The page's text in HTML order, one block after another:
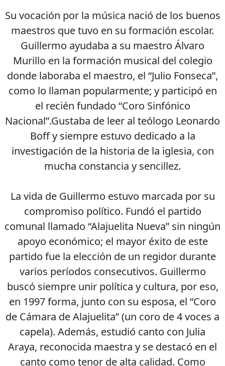
Su vocación por la música nació de los buenos
maestros que tuvo en su formación escolar.
Guillermo ayudaba a su maestro Álvaro
Murillo en la formación musical del colegio
donde laboraba el maestro, el “Julio Fonseca”,
como lo llaman popularmente; y participó en
el recién fundado “Coro Sinfónico
Nacional”.Gustaba de leer al teólogo Leonardo
Boff y siempre estuvo dedicado a la
investigación de la historia de la iglesia, con
mucha constancia y sencillez.
La vida de Guillermo estuvo marcada por su
compromiso político. Fundó el partido
comunal llamado “Alajuelita Nueva” sin ningún
apoyo económico; el mayor éxito de este
partido fue la elección de un regidor durante
varios períodos consecutivos. Guillermo
buscó siempre unir política y cultura, por eso,
en 1997 forma, junto con su esposa, el “Coro
de Cámara de Alajuelita” (un coro de 4 voces a
capela). Además, estudió canto con Julia
Araya, reconocida maestra y se destacó en el
canto como tenor de alta calidad. Como